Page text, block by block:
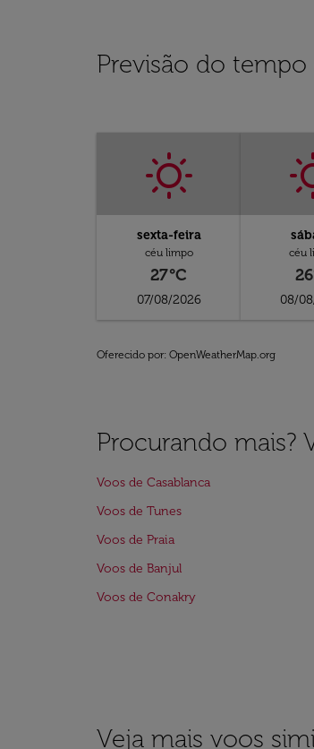
Previsão do
sexta-feira
céu limpo
27°C
07/08/2026
céu
08/
Oferecido por: OpenWeatherMap.org
Procurando mais?
Voos de Casablanca
Voos de Tunes
Voos de Praia
Voos de Banjul
Voos de Conakry
Veja mais voos